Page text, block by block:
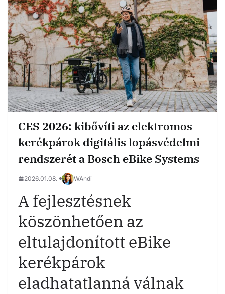
CES 2026: kibővíti az elektromos
kerékpárok digitális lopásvédelmi
rendszerét a Bosch eBike Systems
2026.01.08. WAndi
A fejlesztésnek
köszönhetően az
eltulajdonított eBike
kerékpárok
eladhatatlanná válnak